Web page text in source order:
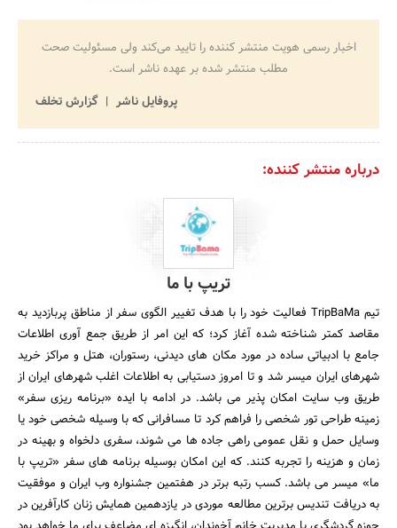
اخبار رسمی هویت منتشر کننده را تایید می‌کند ولی مسئولیت صحت
مطلب منتشر شده بر عهده ناشر است.
پروفایل ناشر
گزارش تخلف
درباره منتشر کننده:
تریپ با ما
تیم TripBaMa فعالیت خود را با هدف تغییر الگوی سفر از مناطق پربازدید به
مقاصد کمتر شناخته شده آغاز کرد؛ که این امر از طریق جمع آوری اطلاعات
جامع با ادبیاتی ساده در مورد مکان های دیدنی، رستوران، هتل و مراکز خرید
شهرهای ایران میسر شد و تا امروز دستیابی به اطلاعات اغلب شهرهای ایران از
طریق وب سایت امکان پذیر می باشد. در ادامه با ایده «برنامه ریزی سفر»
زمینه طراحی تور شخصی را فراهم کرد تا مسافرانی که با وسیله شخصی خود یا
وسایل حمل و نقل عمومی راهی جاده ها می شوند، سفری دلخواه و بهینه در
زمان و هزینه را تجربه کنند. که این امکان بوسیله برنامه های سفر «تریپ با
ما» میسر می باشد. کسب رتبه برتر در هفتمین جشنواره وب ایران و موفقیت
به دریافت تندیس برترین مطالعه موردی در یازدهمین همایش زنان کارآفرین در